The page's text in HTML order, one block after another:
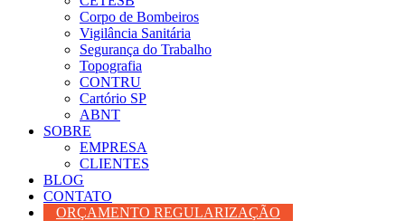
Corpo de Bombeiros
Vigilância Sanitária
Segurança do Trabalho
Topografia
CONTRU
Cartório SP
ABNT
SOBRE
EMPRESA
CLIENTES
BLOG
CONTATO
ORÇAMENTO REGULARIZAÇÃO